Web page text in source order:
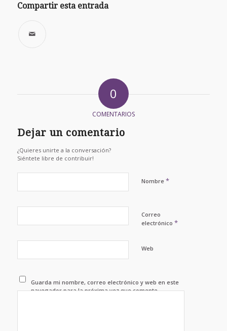
Compartir esta entrada
0
COMENTARIOS
Dejar un comentario
¿Quieres unirte a la conversación?
Siéntete libre de contribuir!
Nombre *
Correo
electrónico *
Web
Guarda mi nombre, correo electrónico y web en este
navegador para la próxima vez que comente.